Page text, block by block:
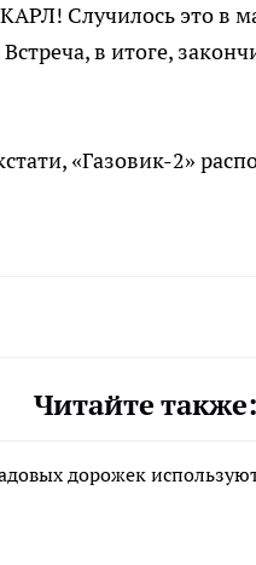
Случилось это в
в итоге,
«Газовик-2»
Читайте также:
дорожек